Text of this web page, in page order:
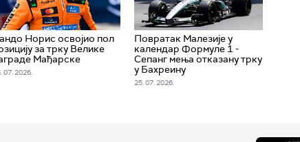
Норис освојио пол
за трку Велике
Мађарске
07. 2026.
Повратак Малезије у
календар Формуле 1 -
Сепанг мења отказану трку
у Бахреину
25. 07. 2026.